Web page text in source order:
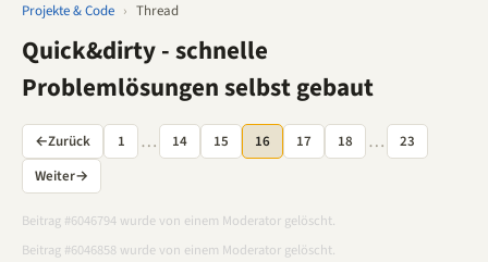
Projekte & Code › Thread
Quick&dirty - schnelle
Problemlösungen selbst gebaut
←Zurück 1 … 14 15 16 17 18 …
23
Weiter→
Beitrag #6046794 wurde von einem Moderator gelöscht.
Beitrag #6046858 wurde von einem Moderator gelöscht.